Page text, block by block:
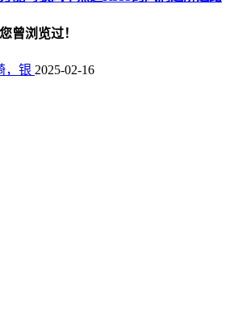
曾浏览过！
，银 2025-02-16